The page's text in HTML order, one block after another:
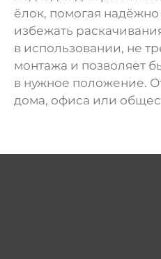
ёлок, помогая
избежать
в использовании, не
монтажа и позволяет
в нужное положение.
дома, офиса или